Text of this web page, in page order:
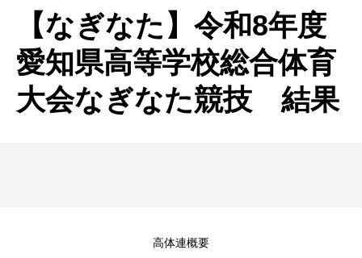
【なぎなた】令和8年度
愛知県高等学校総合体育
大会なぎなた競技 結果
高体連概要